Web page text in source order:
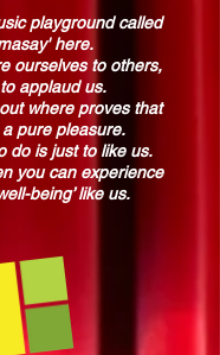
playground called
here.
ourselves to others,
applaud us.
where proves that
pure pleasure.
do is just to like us.
you can experience
being’ like us.